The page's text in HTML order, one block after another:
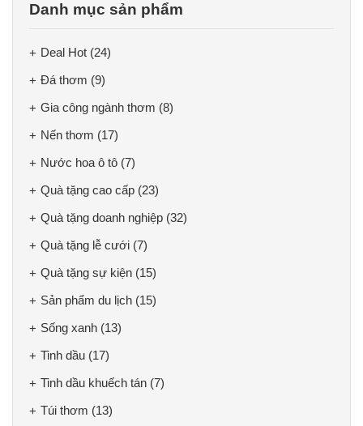
Danh mục sản phẩm
Deal Hot (24)
Đá thơm (9)
Gia công ngành thơm (8)
Nến thơm (17)
Nước hoa ô tô (7)
Quà tặng cao cấp (23)
Quà tặng doanh nghiệp (32)
Quà tặng lễ cưới (7)
Quà tặng sự kiện (15)
Sản phẩm du lịch (15)
Sống xanh (13)
Tinh dầu (17)
Tinh dầu khuếch tán (7)
Túi thơm (13)